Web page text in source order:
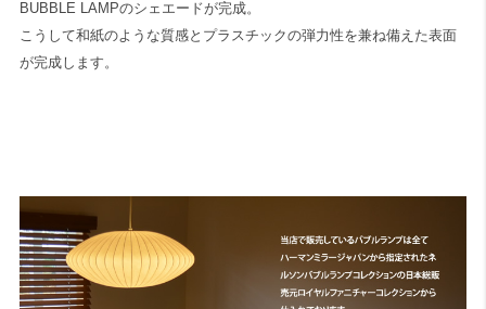
BUBBLE LAMPのシェエードが完成。
こうして和紙のような質感とプラスチックの弾力性を兼ね備えた表面
が完成します。